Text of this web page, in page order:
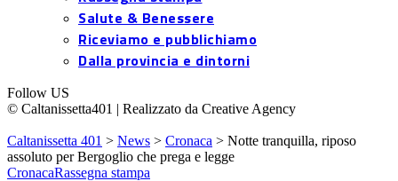
Salute & Benessere
Riceviamo e pubblichiamo
Dalla provincia e dintorni
Follow US
© Caltanissetta401 | Realizzato da Creative Agency
Caltanissetta 401 > News > Cronaca > Notte tranquilla, riposo
assoluto per Bergoglio che prega e legge
CronacaRassegna stampa